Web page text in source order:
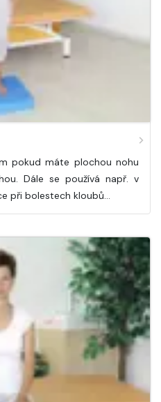
pokud máte plochou nohu
Dále se používá např. v
při bolestech kloubů…